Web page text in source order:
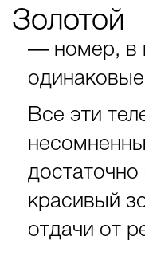
Золотой
— номер, в
Все эти
красивый
отдачи от